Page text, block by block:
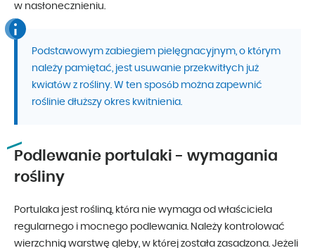
w nasłonecznieniu.
Podstawowym zabiegiem pielęgnacyjnym, o którym
należy pamiętać, jest usuwanie przekwitłych już
kwiatów z rośliny. W ten sposób można zapewnić
roślinie dłuższy okres kwitnienia.
Podlewanie portulaki - wymagania
rośliny
Portulaka jest rośliną, która nie wymaga od właściciela
regularnego i mocnego podlewania. Należy kontrolować
wierzchnią warstwę gleby, w której została zasadzona. Jeżeli